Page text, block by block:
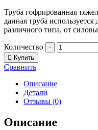
Труба гофрированная
данная труба
различного типа, от
Количество -
Купить
Сравнить
Описание
Детали
Отзывы (0)
Описание